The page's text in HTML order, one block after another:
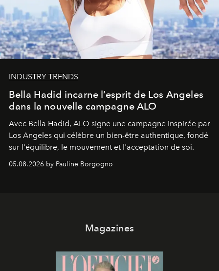
INDUSTRY TRENDS
Bella Hadid incarne l’esprit de Los Angeles
dans la nouvelle campagne ALO
Avec Bella Hadid, ALO signe une campagne inspirée par
Los Angeles qui célèbre un bien-être authentique, fondé
sur l'équilibre, le mouvement et l'acceptation de soi.
05.08.2026 by Pauline Borgogno
Magazines